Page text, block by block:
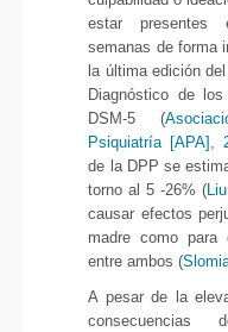
estar
semanas de forma
la última edición
Diagnóstico de
DSM-5 (
Psiquiatría [APA],
de la DPP se
torno al 5 -26% (
causar efectos
madre como
entre ambos (
A pesar de la
consecuencias